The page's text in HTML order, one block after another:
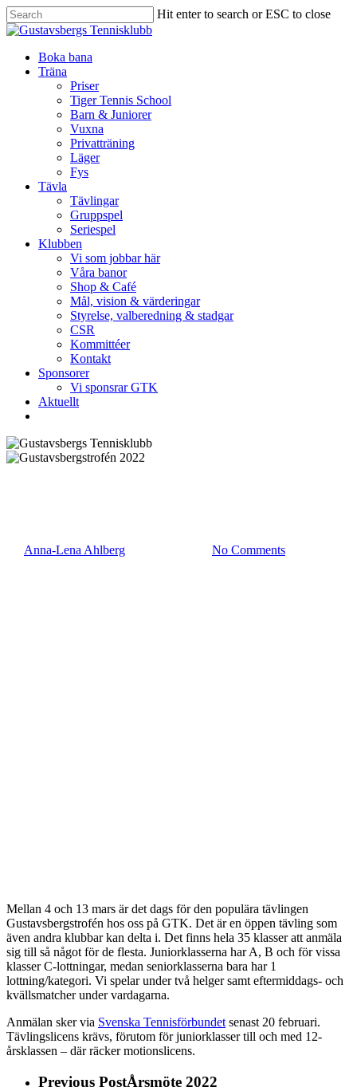
Hit enter to search or ESC to close
Boka bana
Träna
Priser
Tiger Tennis School
Barn & Juniorer
Vuxna
Privatträning
Läger
Fys
Tävla
Tävlingar
Gruppspel
Seriespel
Klubben
Vi som jobbar här
Våra banor
Shop & Café
Mål, vision & värderingar
Styrelse, valberedning & stadgar
CSR
Kommittéer
Kontakt
Sponsorer
Vi sponsrar GTK
Aktuellt
Anna-Lena Ahlberg No Comments
Mellan 4 och 13 mars är det dags för den populära tävlingen
Gustavsbergstrofén hos oss på GTK. Det är en öppen tävling som
även andra klubbar kan delta i. Det finns hela 35 klasser att anmäla
sig till så något för de flesta. Juniorklasserna har A, B och för vissa
klasser C-lottningar, medan seniorklasserna bara har 1
lottning/kategori. Vi spelar under två helger samt eftermiddags- och
kvällsmatcher under vardagarna.
Anmälan sker via Svenska Tennisförbundet senast 20 februari.
Tävlingslicens krävs, förutom för juniorklasser till och med 12-
årsklassen – där räcker motionslicens.
Previous PostÅrsmöte 2022